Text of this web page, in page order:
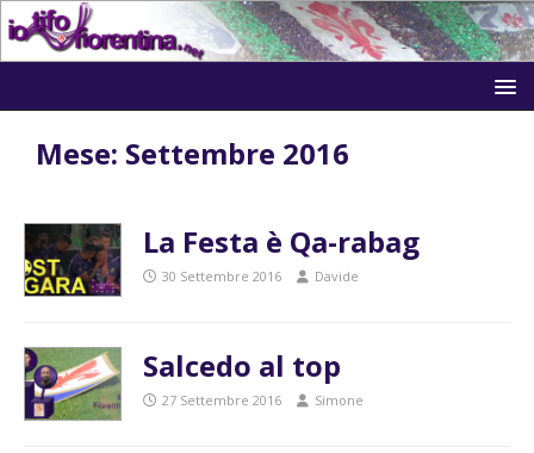
Mese: Settembre 2016
La Festa è Qa-rabag
30 Settembre 2016 Davide
Salcedo al top
27 Settembre 2016 Simone